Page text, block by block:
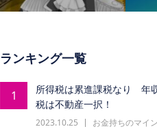
ランキング一覧
1
所得税は累進課税なり 年
税は不動産一択！
2023.10.25 お金持ちのマイ